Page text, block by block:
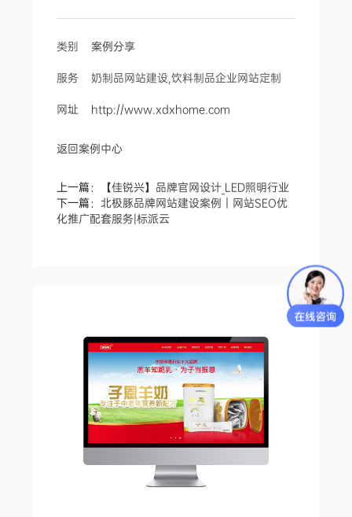
类别案例分享
服务 奶制品网站建设,饮料制品企业网站定制
网址 http://www.xdxhome.com
返回案例中心
上一篇：
【佳锐兴】品牌官网设计_LED照明行业
下一篇：北极豚品牌网站建设案例｜网站SEO优
化推广配套服务|标派云